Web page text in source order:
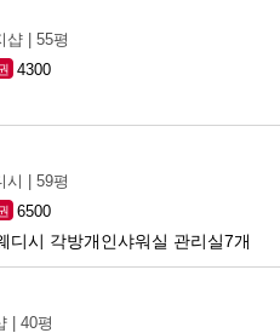
| 55평
4300
| 59평
6500
디시 각방개인샤워실 관리실7개
| 40평